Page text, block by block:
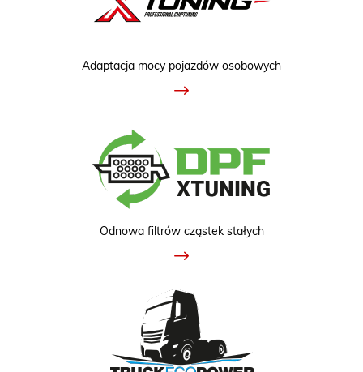
Adaptacja mocy pojazdów osobowych
Odnowa filtrów cząstek stałych